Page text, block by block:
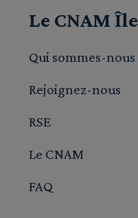
Le CNAM
Qui sommes-nous
Rejoignez-nous
RSE
Le CNAM
FAQ